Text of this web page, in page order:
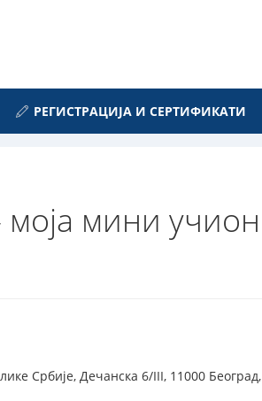
РЕГИСТРАЦИЈА И СЕРТИФИКАТИ
мини
Србије, Дечанска 6/III, 11000